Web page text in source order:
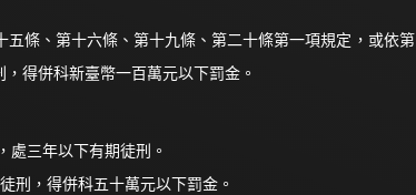
條、第十六條、第十九條、第二十條第一項規定，或依第
得併科新臺幣一百萬元以下罰金。
處三年以下有期徒刑。
刑，得併科五十萬元以下罰金。